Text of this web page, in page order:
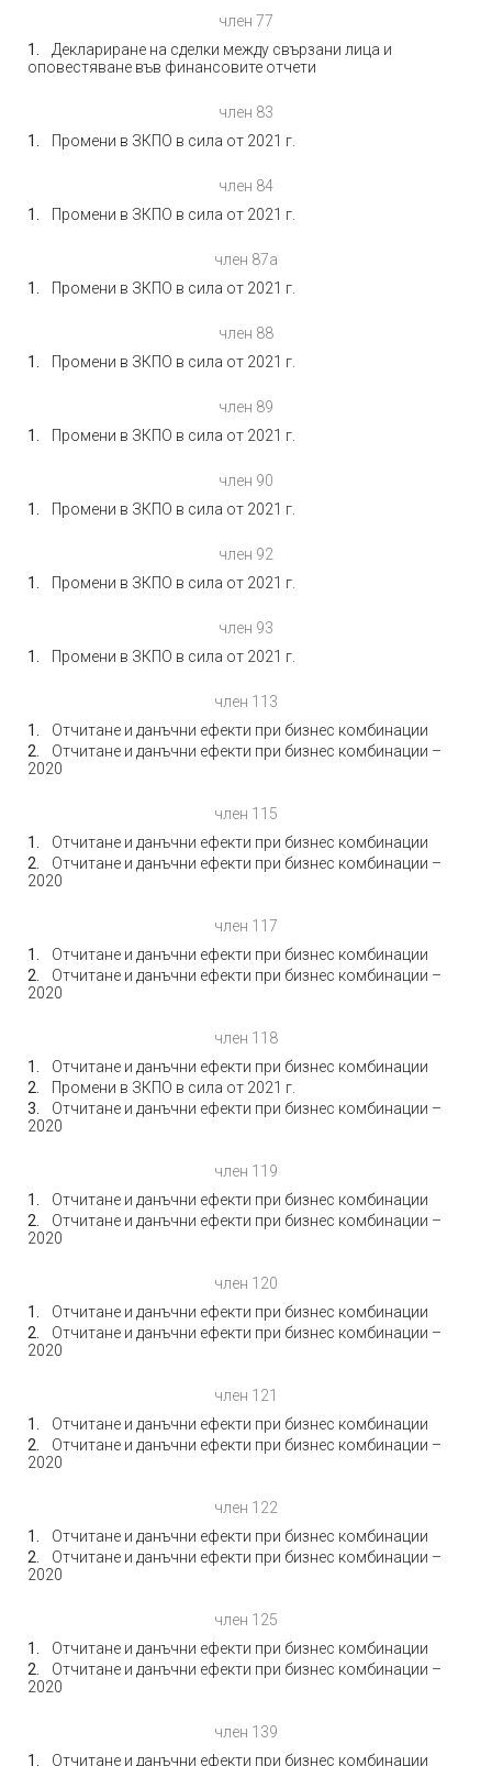
член 77
Деклариране на сделки между свързани лица и
оповестяване във финансовите отчети
член 83
Промени в ЗКПО в сила от 2021 г.
член 84
Промени в ЗКПО в сила от 2021 г.
член 87а
Промени в ЗКПО в сила от 2021 г.
член 88
Промени в ЗКПО в сила от 2021 г.
член 89
Промени в ЗКПО в сила от 2021 г.
член 90
Промени в ЗКПО в сила от 2021 г.
член 92
Промени в ЗКПО в сила от 2021 г.
член 93
Промени в ЗКПО в сила от 2021 г.
член 113
Отчитане и данъчни ефекти при бизнес комбинации
Отчитане и данъчни ефекти при бизнес комбинации –
2020
член 115
Отчитане и данъчни ефекти при бизнес комбинации
Отчитане и данъчни ефекти при бизнес комбинации –
2020
член 117
Отчитане и данъчни ефекти при бизнес комбинации
Отчитане и данъчни ефекти при бизнес комбинации –
2020
член 118
Отчитане и данъчни ефекти при бизнес комбинации
Промени в ЗКПО в сила от 2021 г.
Отчитане и данъчни ефекти при бизнес комбинации –
2020
член 119
Отчитане и данъчни ефекти при бизнес комбинации
Отчитане и данъчни ефекти при бизнес комбинации –
2020
член 120
Отчитане и данъчни ефекти при бизнес комбинации
Отчитане и данъчни ефекти при бизнес комбинации –
2020
член 121
Отчитане и данъчни ефекти при бизнес комбинации
Отчитане и данъчни ефекти при бизнес комбинации –
2020
член 122
Отчитане и данъчни ефекти при бизнес комбинации
Отчитане и данъчни ефекти при бизнес комбинации –
2020
член 125
Отчитане и данъчни ефекти при бизнес комбинации
Отчитане и данъчни ефекти при бизнес комбинации –
2020
член 139
Отчитане и данъчни ефекти при бизнес комбинации